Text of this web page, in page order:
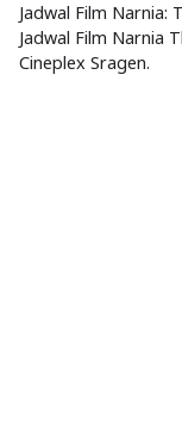
Jadwal Film Narnia:
Jadwal Film Narnia
Cineplex Sragen.